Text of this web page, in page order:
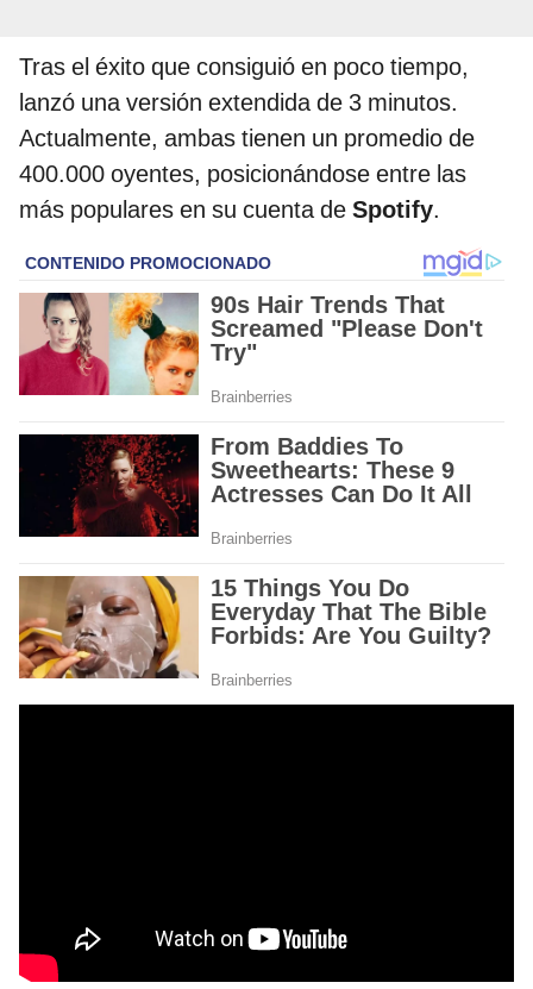
Tras el éxito que consiguió en poco tiempo,
lanzó una versión extendida de 3 minutos.
Actualmente, ambas tienen un promedio de
400.000 oyentes, posicionándose entre las
más populares en su cuenta de Spotify.